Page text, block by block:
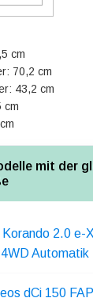
cm
70,2 cm
43,2 cm
cm
mit der
Korando 2.0 e-
Automatik
dCi 150 FAP